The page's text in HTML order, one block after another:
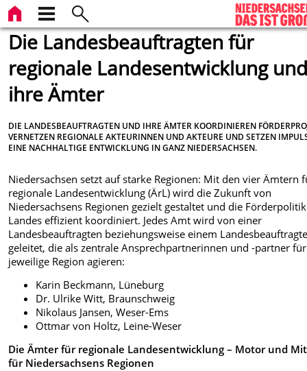
Die Landesbeauftragten für
regionale Landesentwicklung
ihre Ämter
DIE LANDESBEAUFTRAGTEN UND IHRE ÄMTER KOORDINIEREN
VERNETZEN REGIONALE AKTEURINNEN UND AKTEURE UND SETZEN
EINE NACHHALTIGE ENTWICKLUNG IN GANZ NIEDERSACHSEN.
Niedersachsen setzt auf starke Regionen: Mit den vier Ämtern
regionale Landesentwicklung (ÄrL) wird die Zukunft von
Niedersachsens Regionen gezielt gestaltet und die
Landes effizient koordiniert. Jedes Amt wird von einer
Landesbeauftragten beziehungsweise einem
geleitet, die als zentrale Ansprechpartnerinnen und -partner
jeweilige Region agieren:
Karin Beckmann, Lüneburg
Dr. Ulrike Witt, Braunschweig
Nikolaus Jansen, Weser-Ems
Ottmar von Holtz, Leine-Weser
Die Ämter für regionale Landesentwicklung – Motor und
für Niedersachsens Regionen